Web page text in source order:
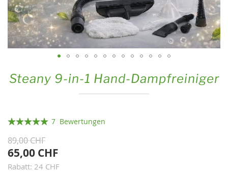
Anfang
springen
Steany 9-in-1 Hand-Dampfreiniger
Bewertung:7 Bewertungen
89,00 CHF
65,00 CHF
Rabatt: 24 CHF